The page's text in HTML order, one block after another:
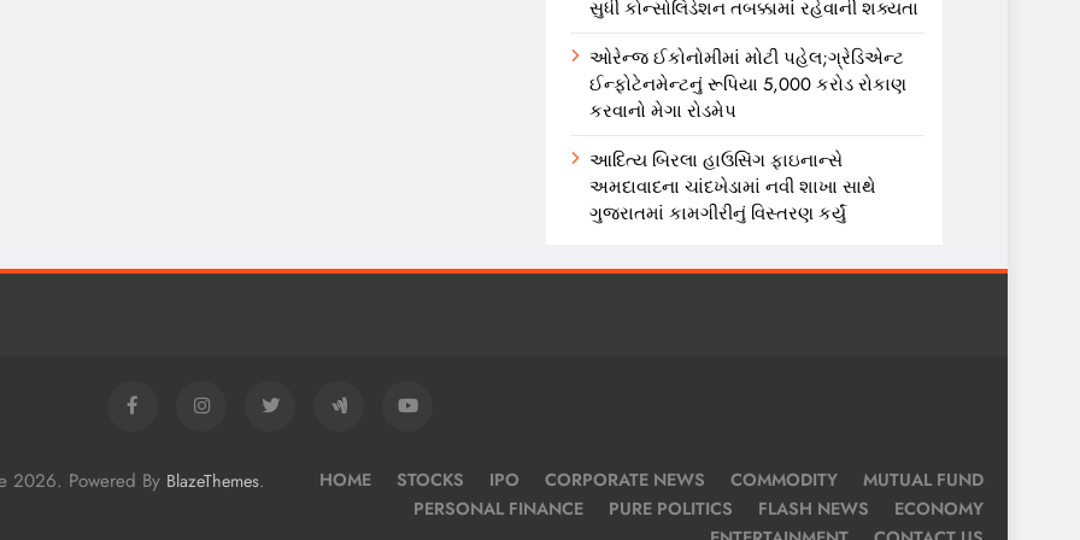
સુધી કોન્સોલિડેશન તબક્કામાં રહેવાની શક્યતા
ઓરેન્જ ઈકોનોમીમાં મોટી પહેલ;ગ્રેડિએન્ટ
ઈન્ફોટેનમેન્ટનું રૂપિયા 5,000 કરોડ રોકાણ
કરવાનો મેગા રોડમેપ
આદિત્ય બિરલા હાઉસિંગ ફાઇનાન્સે
અમદાવાદના ચાંદખેડામાં નવી શાખા સાથે
ગુજરાતમાં કામગીરીનું વિસ્તરણ કર્યું
2026. Powered By BlazeThemes. HOME STOCKS IPO CORPORATE NEWS COMMODITY
MUTUAL FUND
PERSONAL FINANCE
PURE POLITICS FLASH NEWS
ECONOMY